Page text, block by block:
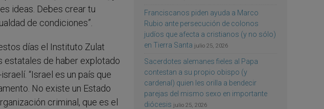
ideas. Debes crear tu
de condiciones”.
días el Instituto Zulat
estatales de haber explotado
“Israel es un país que
No existe un Estado
criminal, que es el
Franciscanos piden ayuda a Marco
Rubio ante persecución de colonos
judíos que afecta a cristianos (y no sólo)
en Tierra Santa julio 25, 2026
Sacerdotes alemanes fieles al Papa
contestan a su propio obispo (y
cardenal) quien les orilla a bendecir
parejas del mismo sexo en importante
diócesis julio 25, 2026